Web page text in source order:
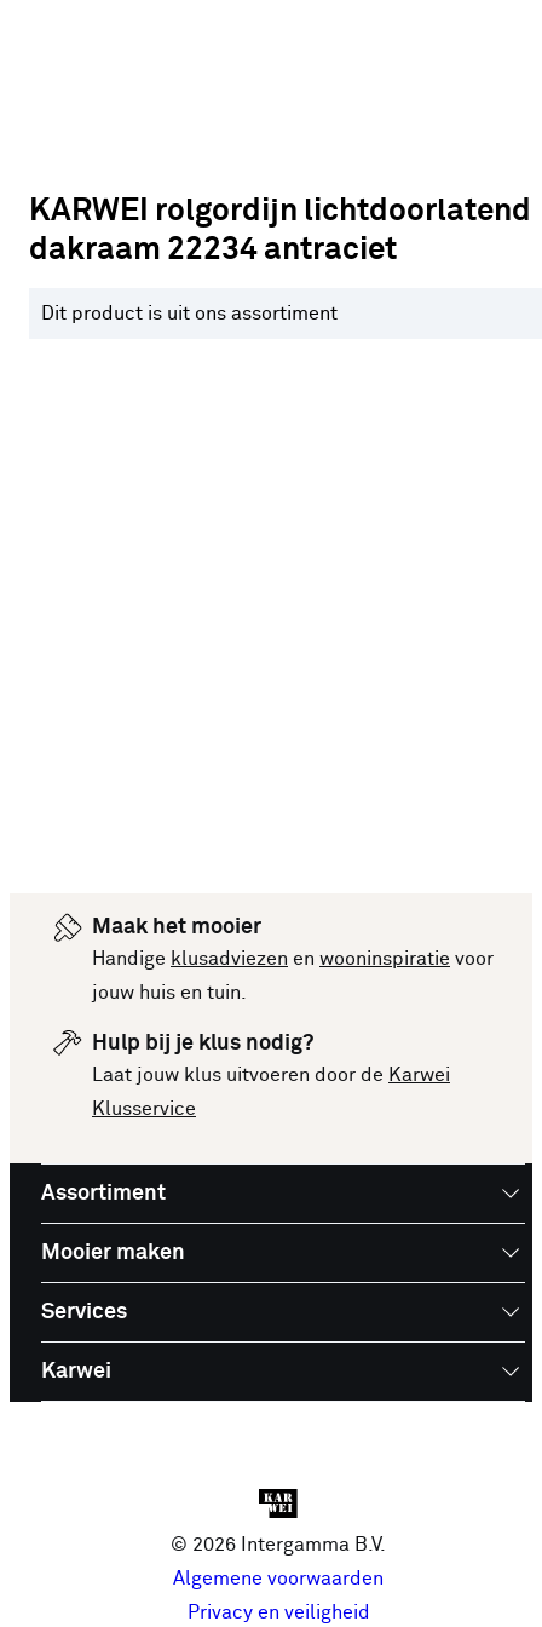
KARWEI rolgordijn lichtdoorlatend
dakraam 22234 antraciet
Dit product is uit ons assortiment
Maak het mooier
Handige klusadviezen en wooninspiratie voor
jouw huis en tuin.
Hulp bij je klus nodig?
Laat jouw klus uitvoeren door de Karwei
Klusservice
Assortiment
Mooier maken
Services
Karwei
© 2026 Intergamma B.V.
Algemene voorwaarden
Privacy en veiligheid